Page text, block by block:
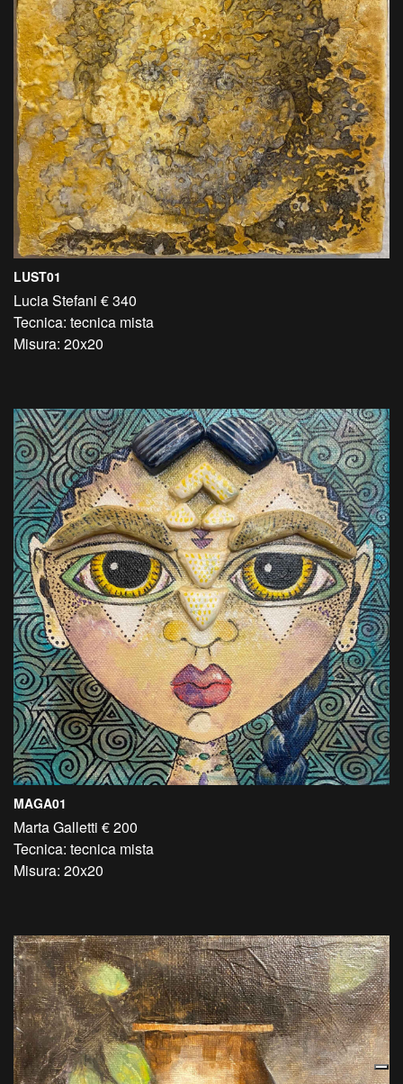
LUST01
Lucia Stefani € 340
Tecnica: tecnica mista
Misura: 20x20
MAGA01
Marta Galletti € 200
Tecnica: tecnica mista
Misura: 20x20